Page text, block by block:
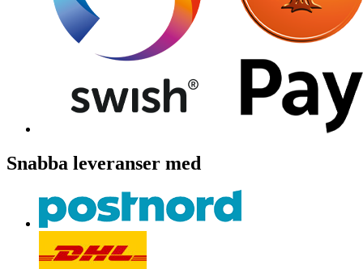
Snabba leveranser med